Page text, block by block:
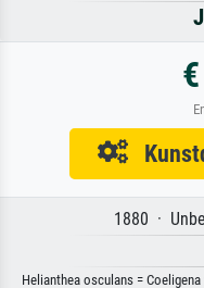
1880 ·
Helianthea osculans =